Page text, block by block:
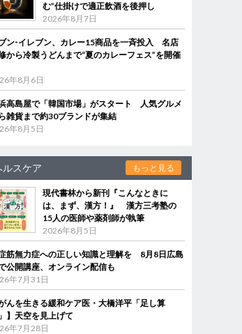
む”仕掛けで適正飲酒を後押し
2026年8月7日
ン‐イレブン、カレー15商品を一斉投入 名店
から冷製うどんまで“夏のカレーフェス”を開催
年8月6日
高島屋で「韓国市場」がスタート 人気グルメ
雑貨まで約30ブランドが集結
年8月5日
ルスケア もっと見る
現代書林から新刊『こんなときに
は、まず、漢方！』 漢方三考塾の
15人の医師や薬剤師が執筆
2026年8月5日
筋無力症への正しい知識と理解を 8月8日広島
公開講座、オンライン配信も
年7月31日
がんを生きる緩和ケア医・大橋洋平「足し算
】天空を見上げて
年7月28日